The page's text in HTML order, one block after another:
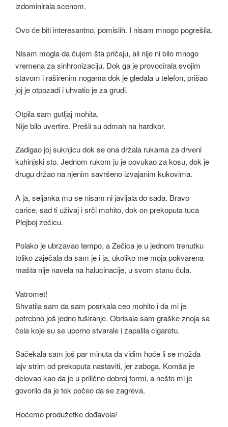
izdominirala scenom.
Ovo će biti interesantno, pomislih. I nisam mnogo pogrešila.
Nisam mogla da čujem šta pričaju, ali nije ni bilo mnogo
vremena za sinhronizaciju. Dok ga je provocirala svojim
stavom i raširenim nogama dok je gledala u telefon, prišao
joj je otpozadi i uhvatio je za grudi.
Otpila sam gutljaj mohita.
Nije bilo uvertire. Prešli su odmah na hardkor.
Zadigao joj suknjicu dok se ona držala rukama za drveni
kuhinjski sto. Jednom rukom ju je povukao za kosu, dok je
drugu držao na njenim savršeno izvajanim kukovima.
A ja, seljanka mu se nisam ni javljala do sada. Bravo
carice, sad ti uživaj i srči mohito, dok on prekoputa tuca
Plejboj zečicu.
Polako je ubrzavao tempo, a Zečica je u jednom trenutku
toliko zaječala da sam je i ja, ukoliko me moja pokvarena
mašta nije navela na halucinacije, u svom stanu čula.
Vatromet!
Shvatila sam da sam posrkala ceo mohito i da mi je
potrebno još jedno tuširanje. Obrisala sam graške znoja sa
čela koje su se uporno stvarale i zapalila cigaretu.
Sačekala sam još par minuta da vidim hoće li se možda
lajv strim od prekoputa nastaviti, jer zaboga, Komša je
delovao kao da je u prilično dobroj formi, a nešto mi je
govorilo da je tek počeo da se zagreva.
Hoćemo produžetke dođavola!